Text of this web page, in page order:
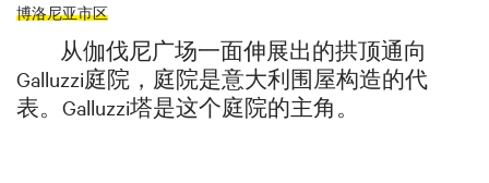
博洛尼亚市区
从伽伐尼广场一面伸展出的拱顶通向
Galluzzi庭院，庭院是意大利围屋构造的代
表。Galluzzi塔是这个庭院的主角。